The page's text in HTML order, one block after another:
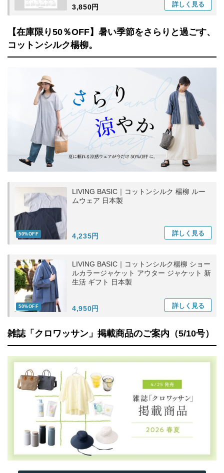
3,850円 詳しく 見る
【在庫限り50％OFF】暑い季節をさらりと過ごす、
コットンシルク楊柳。
50%OFF
LIVING BASIC｜コットンシルク 楊柳 ルー
ムウェア 日本製
4,235円 詳しく 見る
50%OFF
LIVING BASIC｜コットンシルク楊柳 ショー
ルカラージャケット アウター ジャケット 新
生活 ギフト 日本製
4,950円 詳しく 見る
雑誌「クロワッサン」掲載商品のご案内（5/10号）